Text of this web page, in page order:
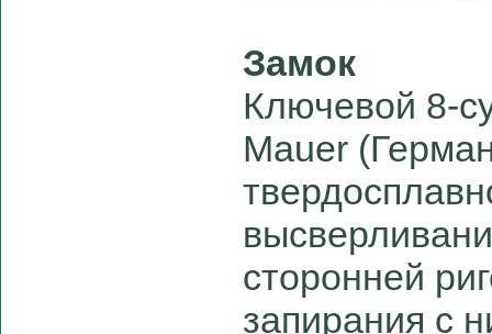
Замок
Ключевой 8-
Mauer
сторонней
запирания с